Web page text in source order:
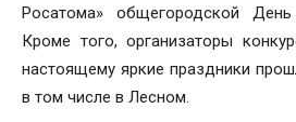
Росатома» общегородской
Кроме того, организаторы
настоящему яркие праздники
в том числе в Лесном.